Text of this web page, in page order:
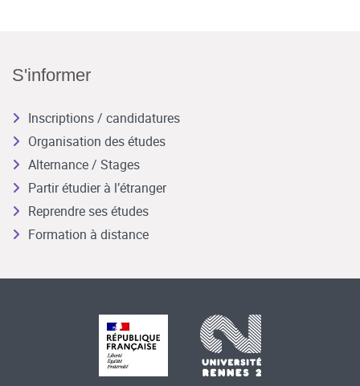
S'informer
Inscriptions / candidatures
Organisation des études
Alternance / Stages
Partir étudier à l’étranger
Reprendre ses études
Formation à distance